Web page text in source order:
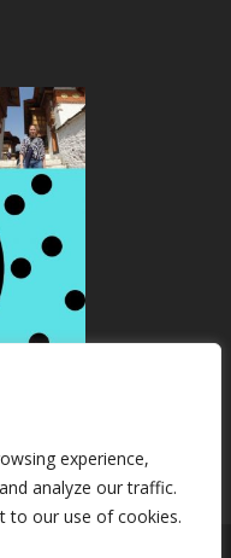
experience,
analyze our traffic.
to our use of cookies.